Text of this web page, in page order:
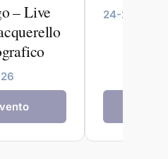
– Live
24-25